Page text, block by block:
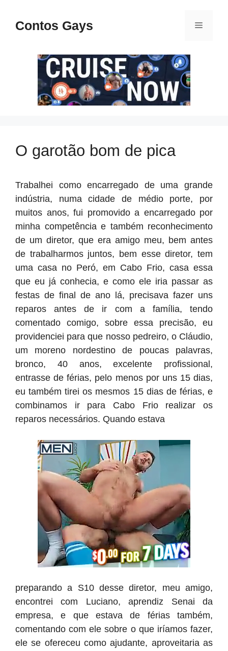
paraContos Gays Menu
O garotão bom de pica
Trabalhei como encarregado de uma grande
indústria, numa cidade de médio porte, por
muitos anos, fui promovido a encarregado por
minha competência e também reconhecimento
de um diretor, que era amigo meu, bem antes
de trabalharmos juntos, bem esse diretor, tem
uma casa no Peró, em Cabo Frio, casa essa
que eu já conhecia, e como ele iria passar as
festas de final de ano lá, precisava fazer uns
reparos antes de ir com a família, tendo
comentado comigo, sobre essa precisão, eu
providenciei para que nosso pedreiro, o Cláudio,
um moreno nordestino de poucas palavras,
bronco, 40 anos, excelente profissional,
entrasse de férias, pelo menos por uns 15 dias,
eu também tirei os mesmos 15 dias de férias, e
combinamos ir para Cabo Frio realizar os
reparos necessários. Quando estava
preparando a S10 desse diretor, meu amigo,
encontrei com Luciano, aprendiz Senai da
empresa, e que estava de férias também,
comentando com ele sobre o que iríamos fazer,
ele se ofereceu como ajudante, aproveitaria as